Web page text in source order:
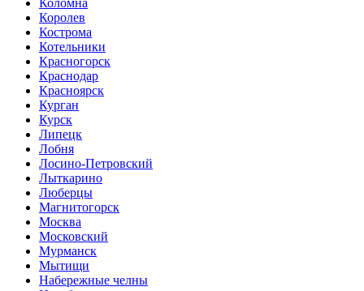
Коломна
Королев
Кострома
Котельники
Красногорск
Краснодар
Красноярск
Курган
Курск
Липецк
Лобня
Лосино-Петровский
Лыткарино
Люберцы
Магнитогорск
Москва
Московский
Мурманск
Мытищи
Набережные челны